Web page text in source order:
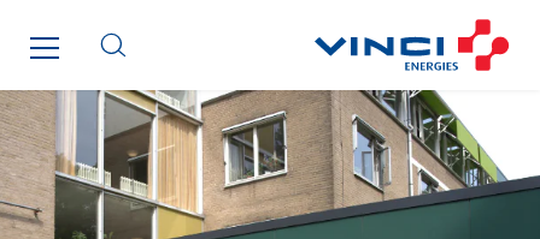
Santerne IDF
Santerne Marseille
Santerne Tertiaire et Santé
Sarrasola
Schoro Electricité
Schuh Bodentechnik